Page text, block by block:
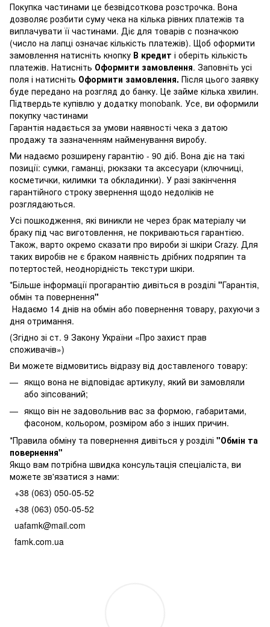
Покупка частинами це безвідсоткова розстрочка. Вона
дозволяє розбити суму чека на кілька рівних платежів та
виплачувати її частинами. Діє для товарів с позначкою
(число на лапці означає кількість платежів). Щоб оформити
замовлення натисніть кнопку В кредит і оберіть кількість
платежів. Натисніть Оформити замовлення. Заповніть усі
поля і натисніть Оформити замовлення. Після цього заявку
буде передано на розгляд до банку. Це займе кілька хвилин.
Підтвердьте купівлю у додатку monobank. Усе, ви оформили
покупку частинами
Гарантія надається за умови наявності чека з датою
продажу та зазначенням найменування виробу.
Ми надаємо розширену гарантію - 90 діб. Вона діє на такі
позиції: сумки, гаманці, рюкзаки та аксесуари (ключниці,
косметички, килимки та обкладинки). У разі закінчення
гарантійного строку звернення щодо недоліків не
розглядаються.
Усі пошкодження, які виникли не через брак матеріалу чи
браку під час виготовлення, не покриваються гарантією.
Також, варто окремо сказати про вироби зі шкіри Crazy. Для
таких виробів не є браком наявність дрібних подряпин та
потертостей, неоднорідність текстури шкіри.
*Більше інформації прогарантію дивіться в розділі "Гарантія,
обмін та повернення"
Надаємо 14 днів на обмін або повернення товару, рахуючи з
дня отримання.
(Згідно зі ст. 9 Закону України «Про захист прав
споживачів»)
Ви можете відмовитись відразу від доставленого товару:
якщо вона не відповідає артикулу, який ви замовляли
або зіпсований;
якщо він не задовольнив вас за формою, габаритами,
фасоном, кольором, розміром або з інших причин.
*Правила обміну та повернення дивіться у розділі "Обмін та
повернення"
Якщо вам потрібна швидка консультація спеціаліста, ви
можете зв'язатися з нами:
+38 (063) 050-05-52
+38 (063) 050-05-52
uafamk@mail.com
famk.com.ua